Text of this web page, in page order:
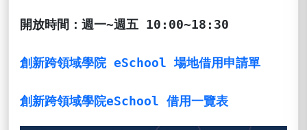
開放時間 ： 週一~週五 10:00~18:30
創新跨領域學院 eSchool 場地借用申請單
創新跨領域學院eSchool 借用一覽表